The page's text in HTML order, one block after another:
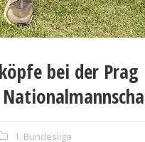
bei der
1. Bundesliga